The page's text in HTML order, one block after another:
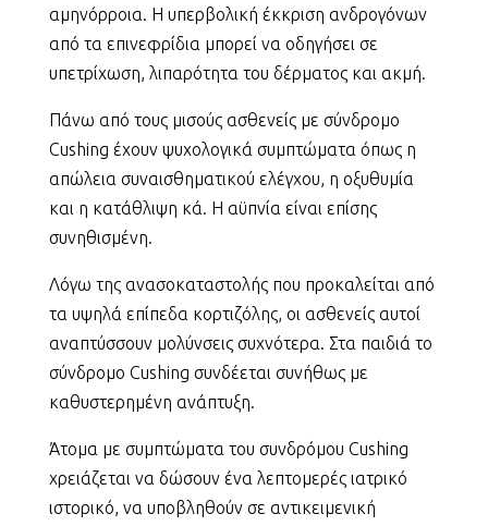
αμηνόρροια. Η υπερβολική έκκριση ανδρογόνων
από τα επινεφρίδια μπορεί να οδηγήσει σε
υπετρίχωση, λιπαρότητα του δέρματος και ακμή.
Πάνω από τους μισούς ασθενείς με σύνδρομο
Cushing έχουν ψυχολογικά συμπτώματα όπως η
απώλεια συναισθηματικού ελέγχου, η οξυθυμία
και η κατάθλιψη κά. Η αϋπνία είναι επίσης
συνηθισμένη.
Λόγω της ανασοκαταστολής που προκαλείται από
τα υψηλά επίπεδα κορτιζόλης, οι ασθενείς αυτοί
αναπτύσσουν μολύνσεις συχνότερα. Στα παιδιά το
σύνδρομο Cushing συνδέεται συνήθως με
καθυστερημένη ανάπτυξη.
Άτομα με συμπτώματα του συνδρόμου Cushing
χρειάζεται να δώσουν ένα λεπτομερές ιατρικό
ιστορικό, να υποβληθούν σε αντικειμενική